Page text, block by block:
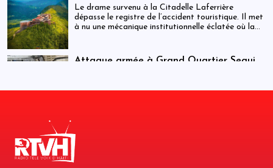
national livré à la fragmentation des
responsabilités
Le drame survenu à la Citadelle Laferrière
dépasse le registre de l’accident touristique. Il met
à nu une mécanique institutionnelle éclatée où la
opérationnelle. Entre la Police touristique, l’ISPAN
Attaque armée à Grand Quartier Seguin :
enquête qui s’élargit
Les autorités cherchent à clarifier les
circonstances exactes et les niveaux de